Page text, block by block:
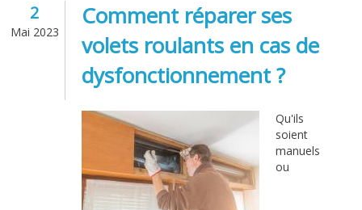
2
Mai 2023
Comment réparer ses
volets roulants en cas de
dysfonctionnement ?
Qu'ils
soient
manuels
ou